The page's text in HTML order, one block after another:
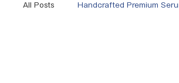
All Posts Handcrafted Premium